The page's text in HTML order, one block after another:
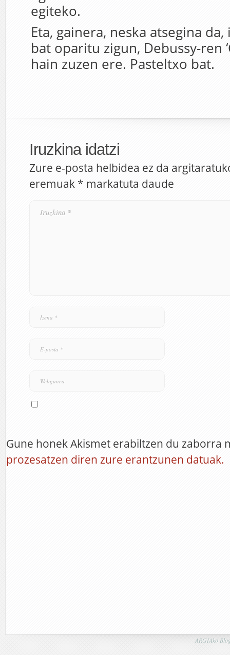
egiteko.
Eta, gainera, neska atsegina
bat oparitu zigun, Debussy-ren
hain zuzen ere. Pasteltxo bat.
Iruzkina idatzi
Zure e-posta helbidea ez da
eremuak * markatuta daude
Gune honek Akismet erabiltzen du zaborra
prozesatzen diren zure erantzunen datuak.
ARGIAko